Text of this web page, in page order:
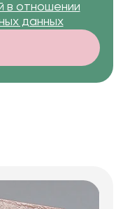
в отношении
данных